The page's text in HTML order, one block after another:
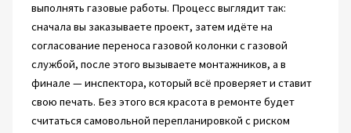
выполнять газовые работы. Процесс выглядит так:
сначала вы заказываете проект, затем идёте на
согласование переноса газовой колонки с газовой
службой, после этого вызываете монтажников, а в
финале — инспектора, который всё проверяет и ставит
свою печать. Без этого вся красота в ремонте будет
считаться самовольной перепланировкой с риском